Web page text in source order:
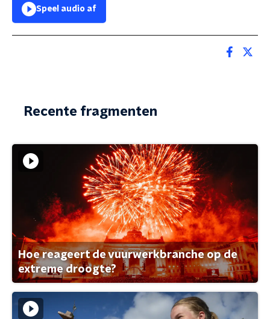
Speel audio af
Recente fragmenten
Hoe reageert de vuurwerkbranche op de
extreme droogte?